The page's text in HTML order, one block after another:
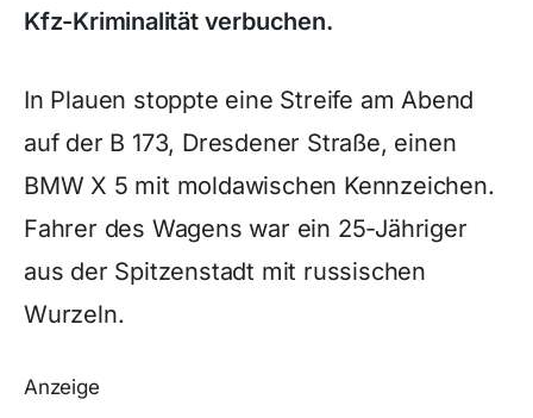
Kfz-Kriminalität verbuchen.
In Plauen stoppte eine Streife am Abend
auf der B 173, Dresdener Straße, einen
BMW X 5 mit moldawischen Kennzeichen.
Fahrer des Wagens war ein 25-Jähriger
aus der Spitzenstadt mit russischen
Wurzeln.
Anzeige